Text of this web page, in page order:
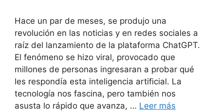
Hace un par de meses, se produjo una
revolución en las noticias y en redes sociales a
raíz del lanzamiento de la plataforma ChatGPT.
El fenómeno se hizo viral, provocado que
millones de personas ingresaran a probar qué
les respondía esta inteligencia artificial. La
tecnología nos fascina, pero también nos
asusta lo rápido que avanza, … Leer más